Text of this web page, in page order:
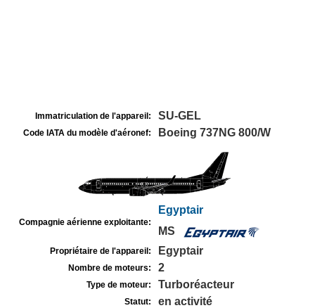
Immatriculation de l'appareil: SU-GEL
Code IATA du modèle d'aéronef: Boeing 737NG 800/W
Compagnie aérienne exploitante:
Egyptair
MS
Propriétaire de l'appareil: Egyptair
Nombre de moteurs: 2
Type de moteur: Turboréacteur
Statut: en activité